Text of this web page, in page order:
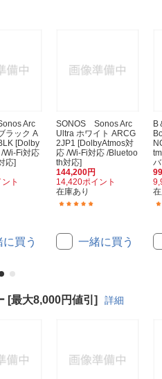
Arc
ラック A
[Dolby
Wi-Fi対応
応]
ト
に買う
SONOS Sonos Arc
Ultra ホワイト ARCG
2JP1 [DolbyAtmos対
応 /Wi-Fi対応 /Bluetoo
th対応]
144,200円
14,420ポイント
在庫あり
一緒に買う
B
[最大8,000円値引] 詳細